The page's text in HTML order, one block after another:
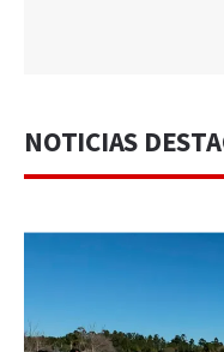
NOTICIAS